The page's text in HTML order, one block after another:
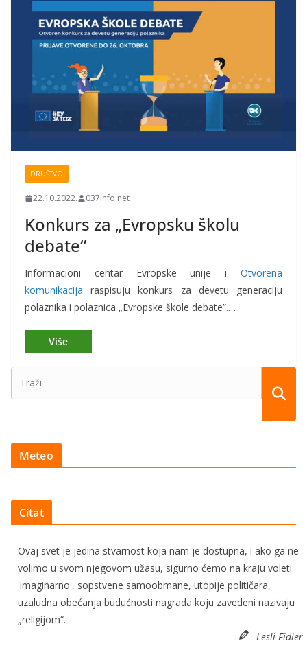
DRUŠTVO
22.10.2022. 037info.net
Konkurs za „Evropsku školu
debate“
Informacioni centar Evropske unije i Otvorena
komunikacija raspisuju konkurs za devetu generaciju
polaznika i polaznica „Evropske škole debate”.…
Meteo
Citat
Ovaj svet je jedina stvarnost koja nam je dostupna, i ako ga ne
volimo u svom njegovom užasu, sigurno ćemo na kraju voleti
'imaginarno', sopstvene samoobmane, utopije političara,
uzaludna obećanja budućnosti nagrada koju zavedeni nazivaju
„religijom“.
Lesli Fidler